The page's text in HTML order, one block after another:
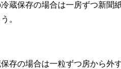
蔵保存の場合は一房ずつ新聞
。
存の場合は一粒ずつ房から外